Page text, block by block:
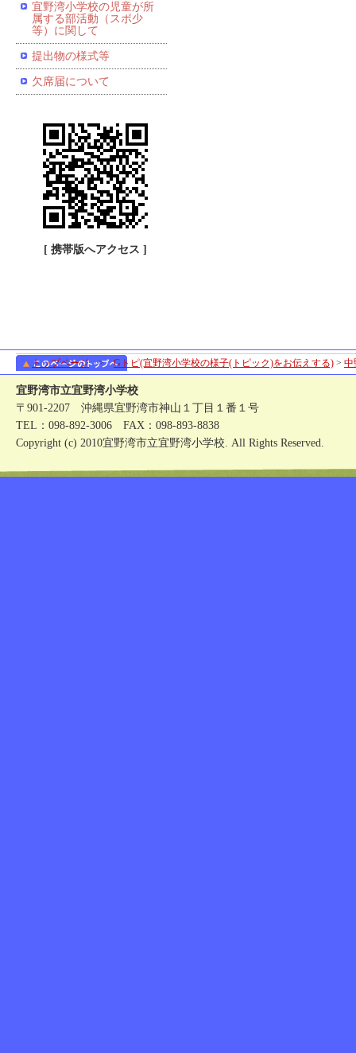
宜野湾小学校の児童が所
属する部活動（スポ少
等）に関して
提出物の様式等
欠席届について
[ 携帯版へアクセス ]
トップページ>Gトピ(宜野湾小学校の様子(トピック)をお伝えする) > 中
宜野湾市立宜野湾小学校
〒901-2207 沖縄県宜野湾市神山１丁目１番１号
TEL：098-892-3006 FAX：098-893-8838
Copyright (c) 2010宜野湾市立宜野湾小学校. All Rights Reserved.